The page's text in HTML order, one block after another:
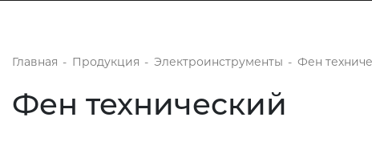
Главная - Продукция - Электроинструменты - Фен
Фен технический